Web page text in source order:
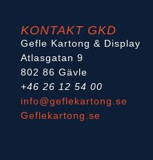
KONTAKT GKD
Gefle Kartong & Display
Atlasgatan 9
802 86 Gävle
+46 26 12 54 00
info@geflekartong.se
Geflekartong.se